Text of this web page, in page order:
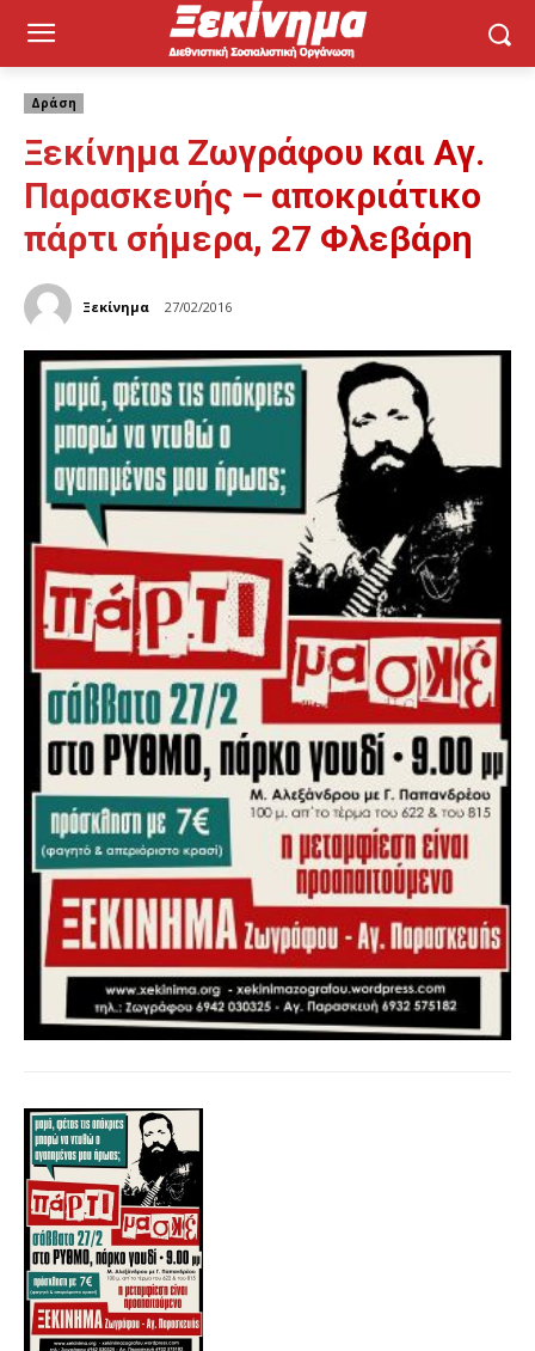
Δράση
Ξεκίνημα Ζωγράφου και Αγ.
Παρασκευής – αποκριάτικο
πάρτι σήμερα, 27 Φλεβάρη
Ξεκίνημα 27/02/2016